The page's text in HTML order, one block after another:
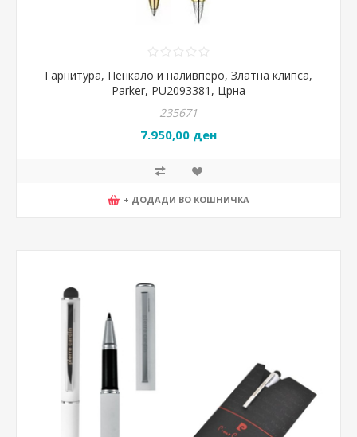
Гарнитура, Пенкало и наливперо, Златна клипса,
Parker, PU2093381, Црна
235671
7.950,00 ден
+ ДОДАДИ ВО КОШНИЧКА